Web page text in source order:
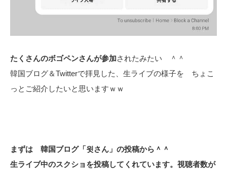
たくさんのボゴペンさんが参加されたみたい ＾＾
韓国ブログ＆Twitterで拝見した、生ライブの様子を ちょこ
っとご紹介したいと思いますｗｗ
まずは 韓国ブログ「윗さん」の投稿から＾＾
生ライブ中のスクショを投稿してくれています。視聴者数が